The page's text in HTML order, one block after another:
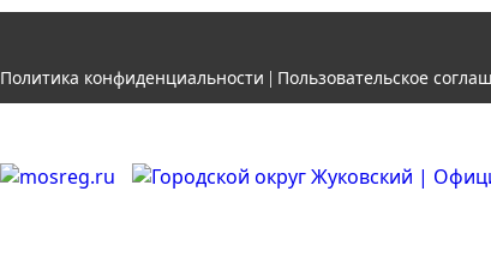
Политика конфиденциальности | Пользовательское